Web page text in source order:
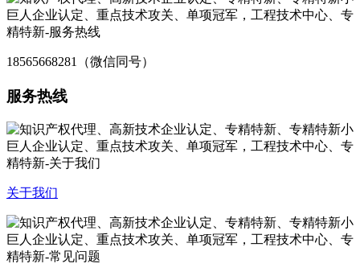
18565668281（微信同号）
服务热线
关于我们